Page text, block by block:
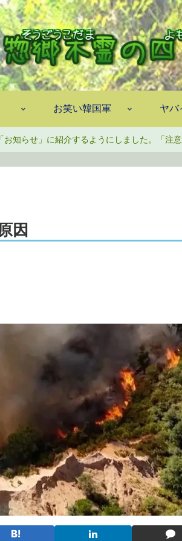
お笑い韓国軍 ヤバ
お知らせ」に紹介するようにしました。「注
因